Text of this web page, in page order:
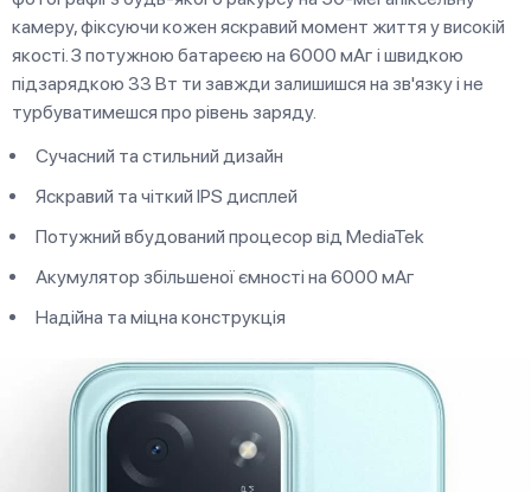
камеру, фіксуючи кожен яскравий момент життя у високій
якості. З потужною батареєю на 6000 мАг і швидкою
підзарядкою 33 Вт ти завжди залишишся на зв'язку і не
турбуватимешся про рівень заряду.
Сучасний та стильний дизайн
Яскравий та чіткий IPS дисплей
Потужний вбудований процесор від MediaTek
Акумулятор збільшеної ємності на 6000 мАг
Надійна та міцна конструкція